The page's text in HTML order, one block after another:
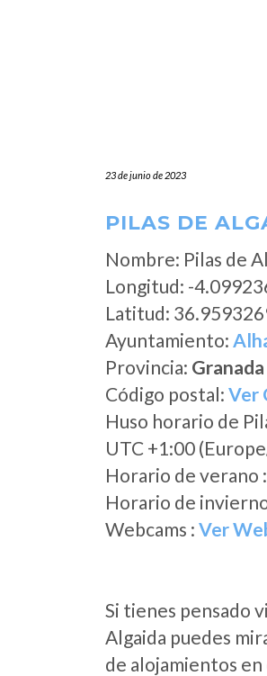
23 de junio de 2023
PILAS DE
Nombre: Pilas de
Longitud: -
Latitud:
Ayuntamiento:
Provincia: Granada
Código postal: Ver
Huso horario de
UTC +1:00
Horario de verano
Horario de
Webcams : Ver
Si tienes pensado
Algaida puedes
de alojamientos